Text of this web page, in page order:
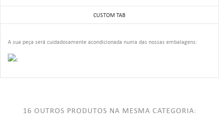
CUSTOM TAB
A sua peça será cuidadosamente acondicionada numa das nossas embalagens:
16 OUTROS PRODUTOS NA MESMA CATEGORIA: